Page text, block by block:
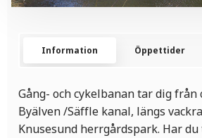
Information Öppettider
Gång- och cykelbanan tar dig
Byälven /Säffle kanal, längs
Knusesund herrgårdspark. Har